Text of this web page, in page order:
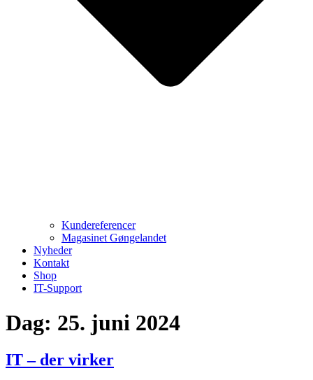
Kundereferencer
Magasinet Gøngelandet
Nyheder
Kontakt
Shop
IT-Support
Dag: 25. juni 2024
IT – der virker